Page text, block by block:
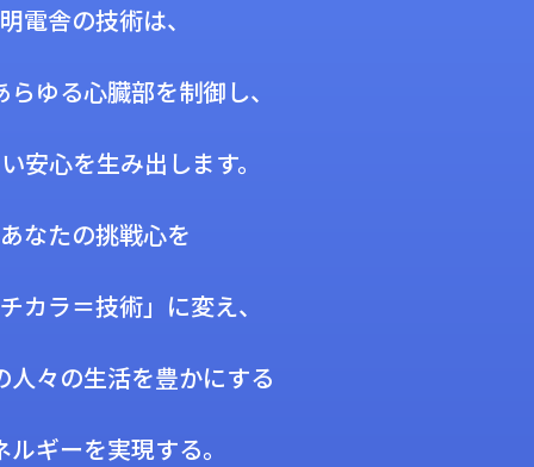
明電舎の技術は、
ゆる心臓部を制御し、
安心を生み出します。
あなたの挑戦心を
カラ＝技術」に変え、
人々の生活を豊かにする
ルギーを実現する。